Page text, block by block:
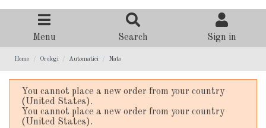
Menu Search Sign in
Home Orologi Automatici Nato
You cannot place a new order from your country
(United States).
You cannot place a new order from your country
(United States).